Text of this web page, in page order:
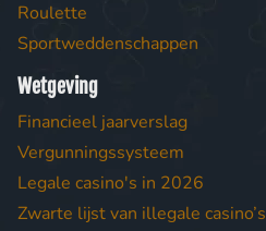
Roulette
Sportweddenschappen
Wetgeving
Financieel jaarverslag
Vergunningssysteem
Legale casino's in 2026
Zwarte lijst van illegale casino’s